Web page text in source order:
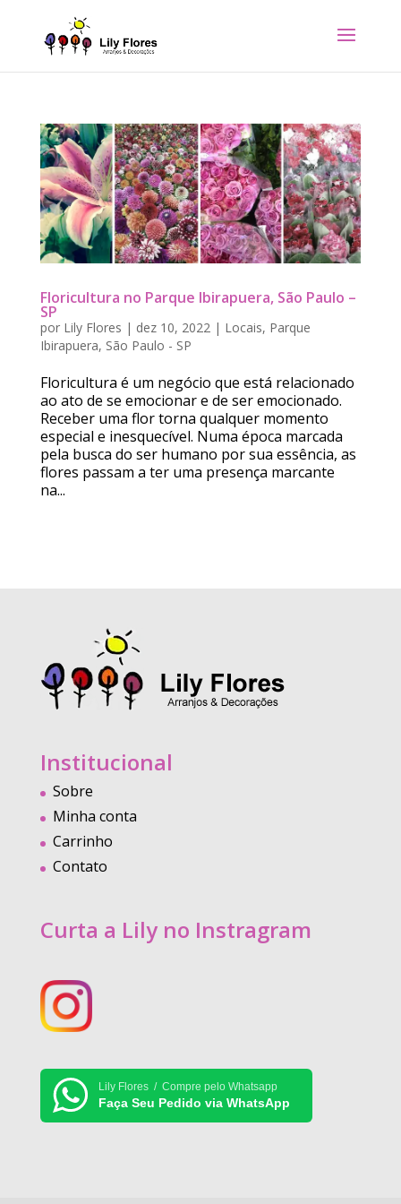
Floricultura no Parque Ibirapuera, São Paulo –
SP
por Lily Flores | dez 10, 2022| Locais, Parque
Ibirapuera, São Paulo - SP
Floricultura é um negócio que está relacionado
ao ato de se emocionar e de ser emocionado.
Receber uma flor torna qualquer momento
especial e inesquecível. Numa época marcada
pela busca do ser humano por sua essência, as
flores passam a ter uma presença marcante
na...
Institucional
Sobre
Minha conta
Carrinho
Contato
Curta a Lily no Instragram
Lily Flores / Compre pelo Whatsapp
Faça Seu Pedido via WhatsApp